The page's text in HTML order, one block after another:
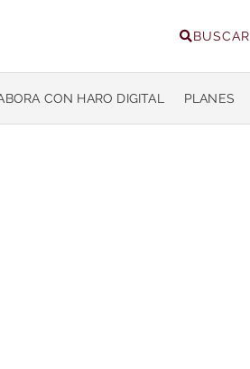
BUSCAR
CON HARO DIGITAL PLANES